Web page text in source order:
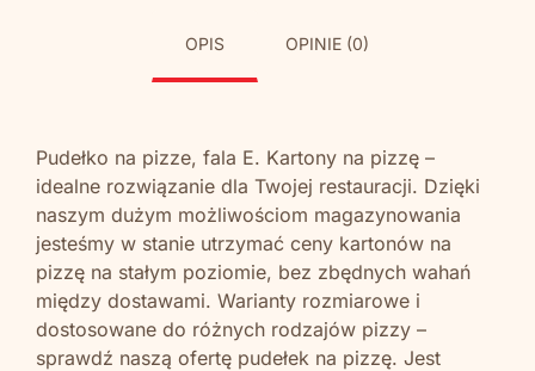
OPIS OPINIE (0)
Pudełko na pizze, fala E. Kartony na pizzę –
idealne rozwiązanie dla Twojej restauracji. Dzięki
naszym dużym możliwościom magazynowania
jesteśmy w stanie utrzymać ceny kartonów na
pizzę na stałym poziomie, bez zbędnych wahań
między dostawami. Warianty rozmiarowe i
dostosowane do różnych rodzajów pizzy –
sprawdź naszą ofertę pudełek na pizzę. Jest